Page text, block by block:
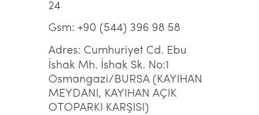
24
Gsm: +90 (544) 396 98 58
Adres: Cumhuriyet Cd. Ebu
İshak Mh. İshak Sk. No:1
Osmangazi/BURSA (KAYIHAN
MEYDANI, KAYIHAN AÇIK
OTOPARKI KARŞISI)